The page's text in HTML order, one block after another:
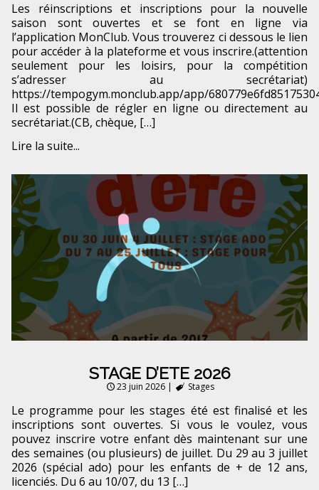
Les réinscriptions et inscriptions pour la nouvelle
saison sont ouvertes et se font en ligne via
l’application MonClub. Vous trouverez ci dessous le lien
pour accéder à la plateforme et vous inscrire.(attention
seulement pour les loisirs, pour la compétition
s’adresser au secrétariat)
https://tempogym.monclub.app/app/
Il est possible de régler en ligne ou directement au
secrétariat.(CB, chèque, […]
Lire la suite...
STAGE D’ETE 2026
23 juin 2026| Stages
Le programme pour les stages été est finalisé et les
inscriptions sont ouvertes. Si vous le voulez, vous
pouvez inscrire votre enfant dès maintenant sur une
des semaines (ou plusieurs) de juillet. Du 29 au 3 juillet
2026 (spécial ado) pour les enfants de + de 12 ans,
licenciés. Du 6 au 10/07, du 13 […]